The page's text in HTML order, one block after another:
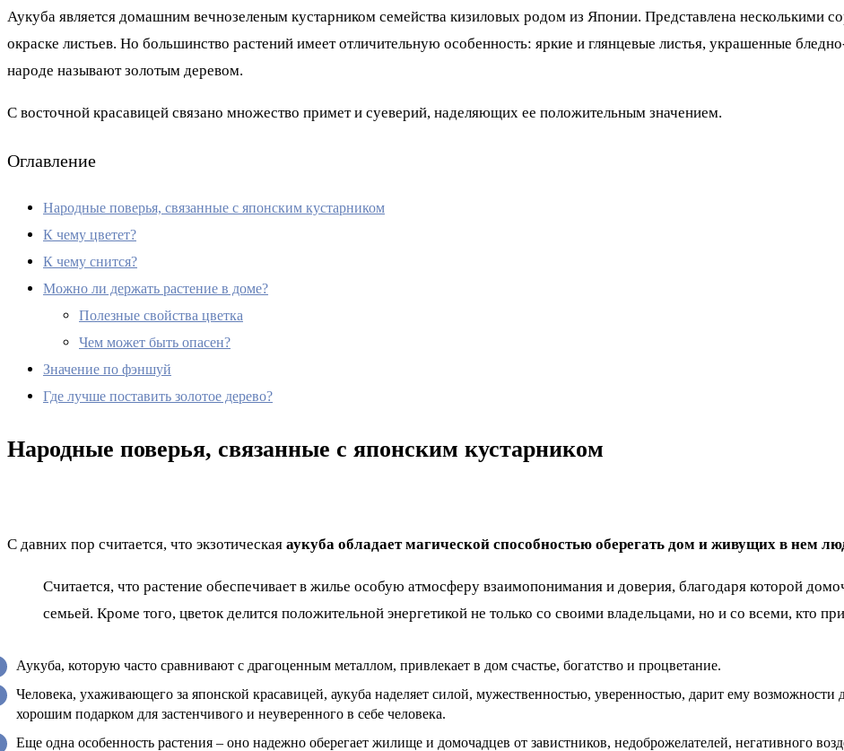
Аукуба является домашним вечнозеленым кустарником семейства кизиловых родом из Японии. Представлена несколькими
окраске листьев. Но большинство растений имеет отличительную особенность: яркие и глянцевые листья, украшенные
народе называют золотым деревом.
С восточной красавицей связано множество примет и суеверий, наделяющих ее положительным значением.
Оглавление
Народные поверья, связанные с японским кустарником
К чему цветет?
К чему снится?
Можно ли держать растение в доме?
Полезные свойства цветка
Чем может быть опасен?
Значение по фэншуй
Где лучше поставить золотое дерево?
Народные поверья, связанные с японским кустарником
С давних пор считается, что экзотическая аукуба обладает магической способностью оберегать дом и живущих в нем
Считается, что растение обеспечивает в жилье особую атмосферу взаимопонимания и доверия, благодаря которой
семьей. Кроме того, цветок делится положительной энергетикой не только со своими владельцами, но и со всеми, кто
Аукуба, которую часто сравнивают с драгоценным металлом, привлекает в дом счастье, богатство и процветание.
Человека, ухаживающего за японской красавицей, аукуба наделяет силой, мужественностью, уверенностью, дарит ему возможности
хорошим подарком для застенчивого и неуверенного в себе человека.
Еще одна особенность растения – оно надежно оберегает жилище и домочадцев от завистников, недоброжелателей, негативного